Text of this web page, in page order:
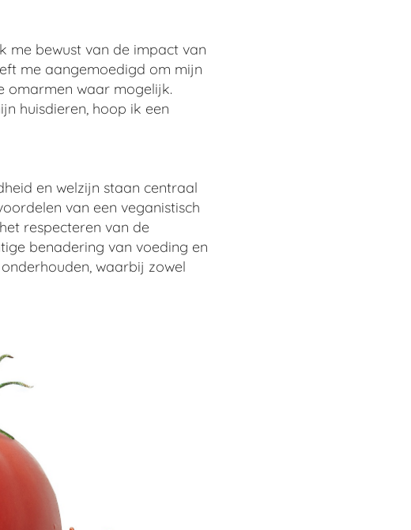
me bewust van de impact van
me aangemoedigd om mijn
omarmen waar mogelijk.
huisdieren, hoop ik een
en welzijn staan centraal
van een veganistisch
respecteren van de
benadering van voeding en
waarbij zowel